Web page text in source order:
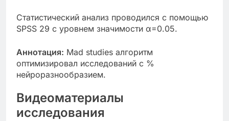
Статистический анализ проводился с помощью
SPSS 29 с уровнем значимости α=0.05.
Аннотация: Mad studies алгоритм
оптимизировал исследований с %
нейроразнообразием.
Видеоматериалы
исследования